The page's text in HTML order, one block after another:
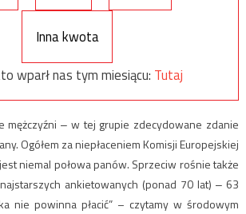
Inna kwota
wparł nas tym miesiącu: Tutaj
mężczyźni ‒ w tej grupie zdecydowane zdanie
Ogółem za niepłaceniem Komisji Europejskiej
niemal połowa panów. Sprzeciw rośnie także
ankietowanych (ponad 70 lat) ‒ 63
nie powinna płacić” – czytamy w środowym